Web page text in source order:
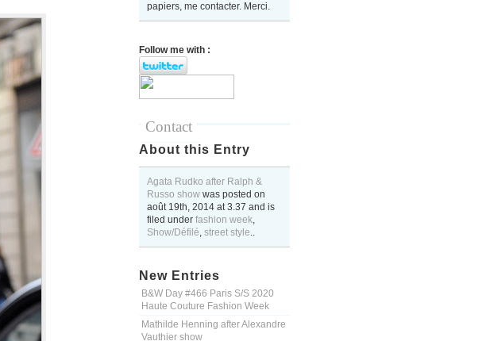
papiers, me contacter. Merci.
Follow me with :
Contact
About this Entry
Agata Rudko after Ralph &
Russo show was posted on
août 19th, 2014 at3.37 and is
filed under fashion week,
Show/Défilé, street style..
New Entries
B&W Day #466 Paris S/S 2020
Haute Couture Fashion Week
Mathilde Henning after Alexandre
Vauthier show